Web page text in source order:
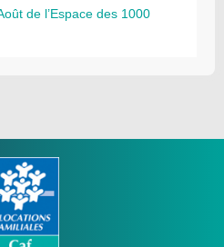
de l’Espace des 1000